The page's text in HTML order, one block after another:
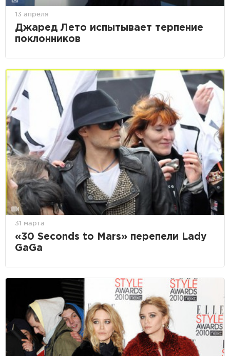
13 апреля
Джаред Лето испытывает терпение
поклонников
31 марта
«30 Seconds to Mars» перепели Lady
GaGa